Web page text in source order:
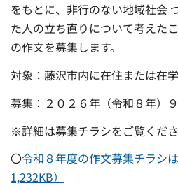
をもとに、非行のない地域社会
た人の立ち直りについて考えた
の作文を募集します。
対象：藤沢市内に在住または在
募集：２０２６年（令和８年）
※詳細は募集チラシをご覧くださ
〇令和８年度の作文募集チラシ
1,232KB）